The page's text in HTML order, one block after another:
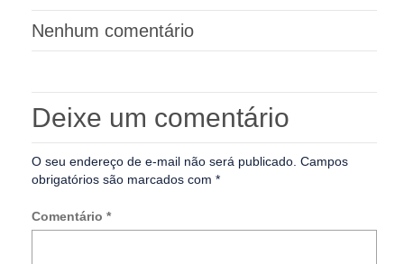
Nenhum comentário
Deixe um comentário
O seu endereço de e-mail não será publicado. Campos
obrigatórios são marcados com *
Comentário *